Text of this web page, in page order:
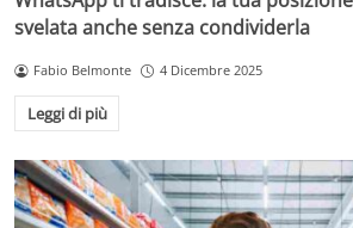
svelata anche senza condividerla
Fabio Belmonte 4 Dicembre 2025
Leggi di più